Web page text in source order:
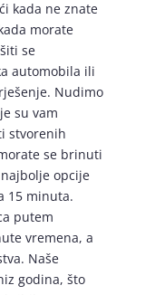
kada ne znate
morate
se
automobila ili
Nudimo
su vam
stvorenih
se brinuti
opcije
15 minuta.
putem
vremena, a
Naše
godina, što